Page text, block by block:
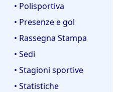
• Polisportiva
• Presenze e gol
• Rassegna Stampa
• Sedi
• Stagioni sportive
• Statistiche